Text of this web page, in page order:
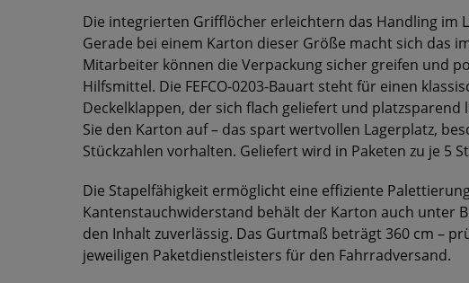
Die integrierten Grifflöcher erleichtern das Handling im
Gerade bei einem Karton dieser Größe macht sich das
Mitarbeiter können die Verpackung sicher greifen und
Hilfsmittel. Die FEFCO-0203-Bauart steht für einen
Deckelklappen, der sich flach geliefert und
Sie den Karton auf – das spart wertvollen Lagerplatz,
Stückzahlen vorhalten. Geliefert wird in Paketen zu je 5
Die Stapelfähigkeit ermöglicht eine effiziente
Kantenstauchwiderstand behält der Karton auch unter
den Inhalt zuverlässig. Das Gurtmaß beträgt 360 cm –
jeweiligen Paketdienstleisters für den Fahrradversand.